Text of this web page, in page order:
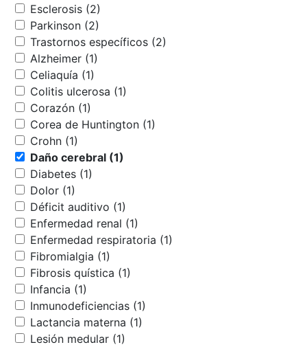
Esclerosis (2)
Parkinson (2)
Trastornos específicos (2)
Alzheimer (1)
Celiaquía (1)
Colitis ulcerosa (1)
Corazón (1)
Corea de Huntington (1)
Crohn (1)
Daño cerebral (1)
Diabetes (1)
Dolor (1)
Déficit auditivo (1)
Enfermedad renal (1)
Enfermedad respiratoria (1)
Fibromialgia (1)
Fibrosis quística (1)
Infancia (1)
Inmunodeficiencias (1)
Lactancia materna (1)
Lesión medular (1)